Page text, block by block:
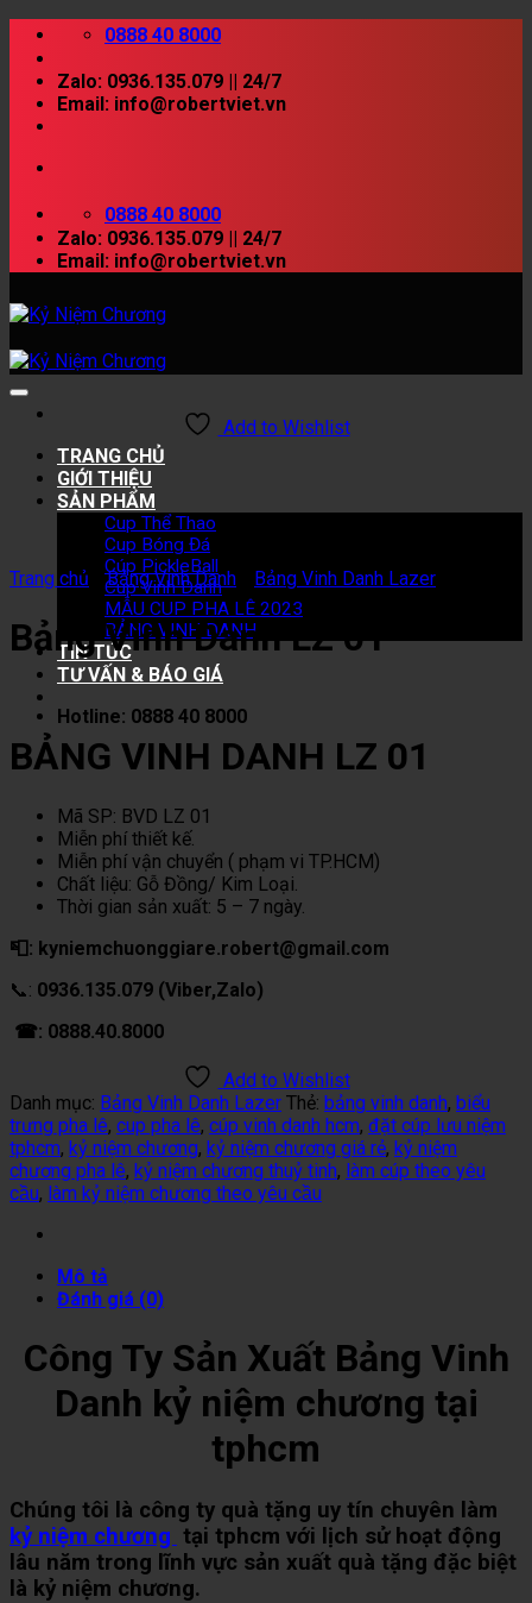
Skip
content
0888 40 8000
Zalo: 0936.135.079 || 24/7
Email: info@robertviet.vn
0888 40 8000
Zalo: 0936.135.079 || 24/7
Email: info@robertviet.vn
TRANG CHỦ
GIỚI THIỆU
SẢN PHẨM
Cup Thể Thao
Cup Bóng Đá
Cúp PickleBall
Cup Vinh Danh
MẪU CUP PHA LÊ 2023
BẢNG VINH DANH
TIN TỨC
TƯ VẤN & BÁO GIÁ
Hotline: 0888 40 8000
Add to Wishlist
Trang chủ Bảng Vinh Danh Bảng Vinh Danh Lazer
Bảng Vinh Danh LZ 01
BẢNG VINH DANH LZ 01
Mã SP: BVD LZ 01
Miễn phí thiết kế.
Miễn phí vận chuyển ( phạm vi TP.HCM)
Chất liệu: Gỗ Đồng/ Kim Loại.
Thời gian sản xuất: 5 – 7 ngày.
📮: kyniemchuonggiare.robert@gmail.com
📞: 0936.135.079 (Viber,Zalo)
☎: 0888.40.8000
Add to Wishlist
Danh mục: Bảng Vinh Danh Lazer Thẻ: bảng vinh danh, biểu
trưng pha lê, cup pha lê, cúp vinh danh hcm, đặt cúp lưu niệm
tphcm, kỷ niệm chương, kỷ niệm chương giá rẻ, kỷ niệm
chương pha lê, kỷ niệm chương thuỷ tinh, làm cúp theo yêu
cầu, làm kỷ niệm chương theo yêu cầu
Mô tả
Đánh giá (0)
Công Ty Sản Xuất Bảng Vinh
Danh kỷ niệm chương tại
tphcm
Chúng tôi là công ty quà tặng uy tín chuyên làm
kỷ niệm chương tại tphcm với lịch sử hoạt động
lâu năm trong lĩnh vực sản xuất quà tặng đặc biệt
là kỷ niệm chương.